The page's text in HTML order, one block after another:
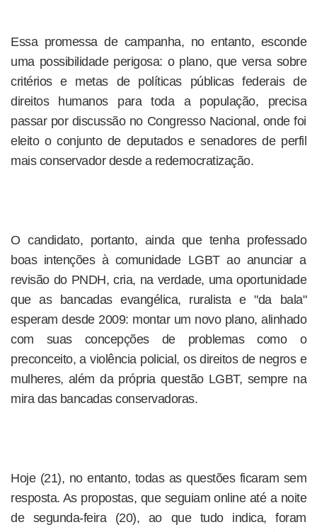
Essa promessa de campanha, no entanto, esconde
uma possibilidade perigosa: o plano, que versa sobre
critérios e metas de políticas públicas federais de
direitos humanos para toda a população, precisa
passar por discussão no Congresso Nacional, onde foi
eleito o conjunto de deputados e senadores de perfil
mais conservador desde a redemocratização.
O candidato, portanto, ainda que tenha professado
boas intenções à comunidade LGBT ao anunciar a
revisão do PNDH, cria, na verdade, uma oportunidade
que as bancadas evangélica, ruralista e "da bala"
esperam desde 2009: montar um novo plano, alinhado
com suas concepções de problemas como o
preconceito, a violência policial, os direitos de negros e
mulheres, além da própria questão LGBT, sempre na
mira das bancadas conservadoras.
Hoje (21), no entanto, todas as questões ficaram sem
resposta. As propostas, que seguiam online até a noite
de segunda-feira (20), ao que tudo indica, foram